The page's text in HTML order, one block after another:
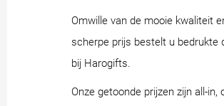
Omwille van de mooie kwaliteit
scherpe prijs bestelt u bedrukte
bij Harogifts.
Onze getoonde prijzen zijn all-in,